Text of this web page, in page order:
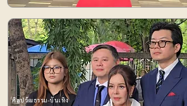
ศิลปวัฒธรรม-บันเทิง